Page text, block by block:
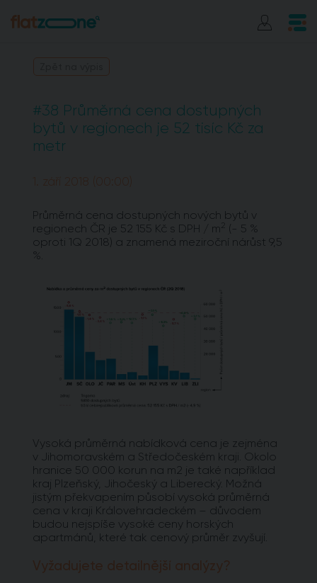
#38 Průměrná cena dostupných
bytů v regionech je 52 tisíc Kč za
metr
1. září 2018 (00:00)
Průměrná cena dostupných nových bytů v
regionech ČR je 52 155 Kč s DPH / m2
(- 5 %
oproti 1Q 2018) a znamená meziroční nárůst 9,5
%.
Vysoká průměrná nabídková cena je zejména
v Jihomoravském a Středočeském kraji. Okolo
hranice 50 000 korun na m2 je také například
kraj Plzeňský, Jihočeský a Liberecký. Možná
jistým překvapením působí vysoká průměrná
cena v kraji Královehradeckém – důvodem
budou nejspíše vysoké ceny horských
apartmánů, které tak cenový průměr zvyšují.
Vyžadujete detailnější analýzy?